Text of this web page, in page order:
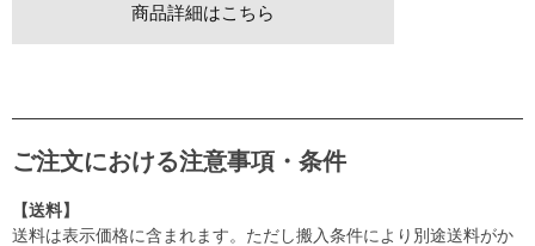
商品詳細はこちら
ご注文における注意事項・条件
【送料】
送料は表示価格に含まれます。ただし搬入条件により別途送料がか